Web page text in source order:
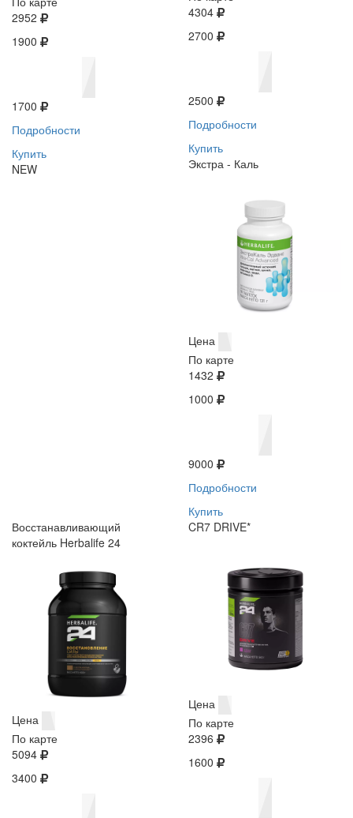
2952
1900
1700
Подробности
Купить
NEW
4304
2700
2500
Подробности
Купить
Экстра - Каль
Цена
По карте
1432
1000
9000
Подробности
Купить
Восстанавливающий
коктейль Herbalife 24
Цена
По карте
5094
3400
CR7 DRIVE*
Цена
По карте
2396
1600